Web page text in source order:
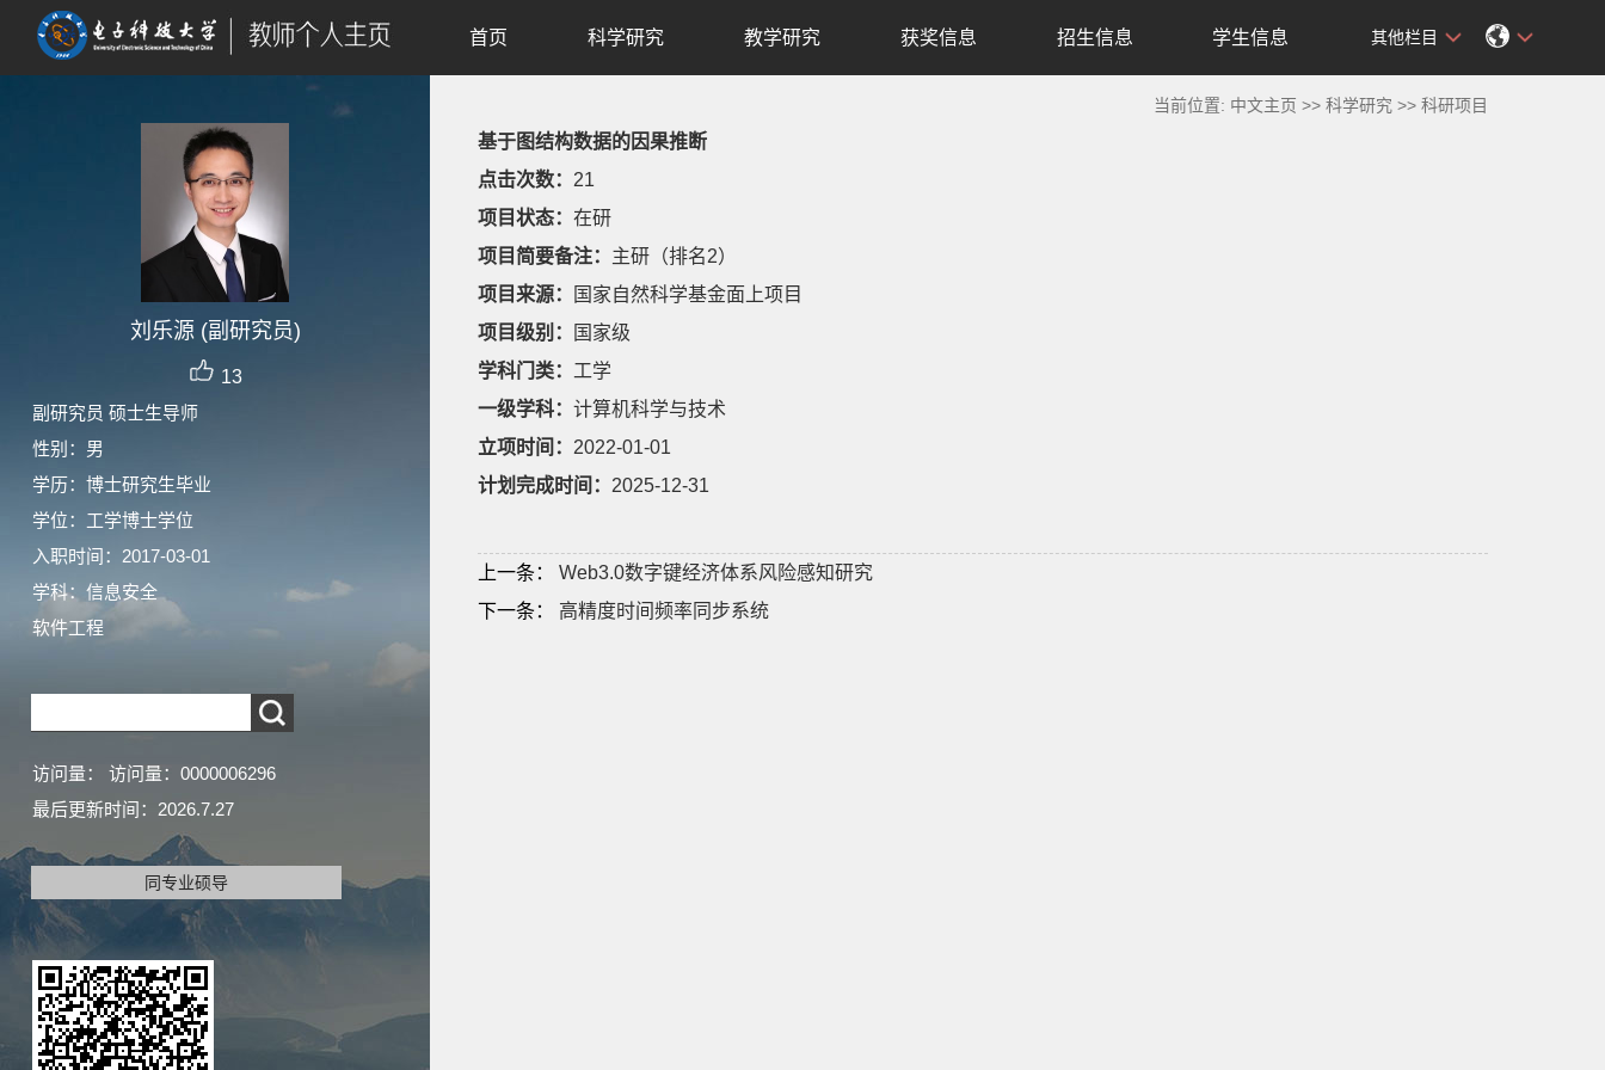
刘乐源 (副研究员)
13
副研究员 硕士生导师
性别：男
学历：博士研究生毕业
学位：工学博士学位
入职时间：2017-03-01
学科：信息安全
软件工程
访问量： 访问量： 0000006296
最后更新时间： 2026.7.27
同专业硕导
首页 科学研究 教学研究 获奖信息 招生信息 学生信息 其他栏目
当前位置: 中文主页 >>科学研究 >>科研项目
基于图结构数据的因果推断
点击次数： 21
项目状态： 在研
项目简要备注： 主研（排名2）
项目来源：
国家自然科学基金面上项目
项目级别：
国家级
学科门类： 工学
一级学科： 计算机科学与技术
立项时间： 2022-01-01
计划完成时间： 2025-12-31
上一条：
Web3.0数字键经济体系风险感知研究
下一条：
高精度时间频率同步系统